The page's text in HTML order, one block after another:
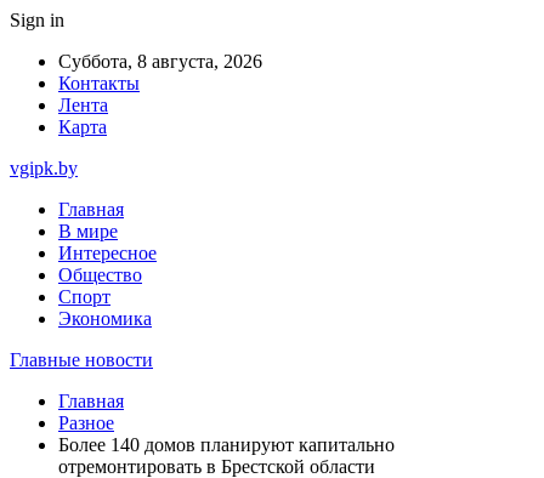
Sign in
Суббота, 8 августа, 2026
Контакты
Лента
Карта
vgipk.by
Главная
В мире
Интересное
Общество
Спорт
Экономика
Главные новости
Главная
Разное
Более 140 домов планируют капитально
отремонтировать в Брестской области